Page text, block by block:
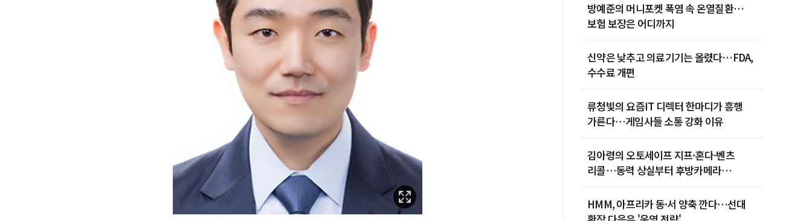
방예준의 머니포켓 폭염 속 온열질환…
보험 보장은 어디까지
신약은 낮추고 의료기기는 올렸다…FDA,
수수료 개편
류청빛의 요즘IT 디렉터 한마디가 흥행
가른다…게임사들 소통 강화 이유
김아령의 오토세이프 지프·혼다·벤츠
리콜…동력 상실부터 후방카메라
HMM, 아프리카 동·서 양축 깐다…선대